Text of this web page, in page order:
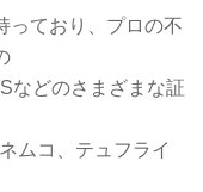
っており、プロの不
などのさまざまな証
ムコ、テュフライ